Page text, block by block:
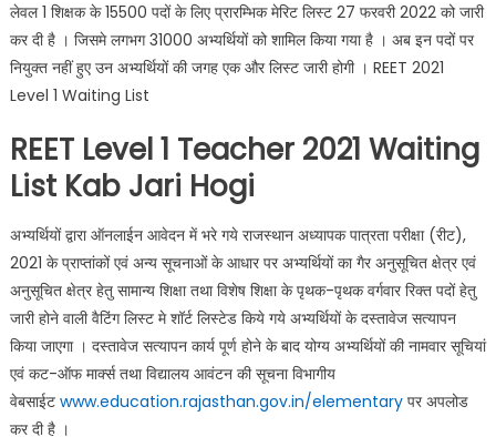
लेवल 1 शिक्षक के 15500 पदों के लिए प्रारम्भिक मेरिट लिस्ट 27 फरवरी 2022 को जारी
कर दी है । जिसमे लगभग 31000 अभ्यर्थियों को शामिल किया गया है । अब इन पदों पर
नियुक्त नहीं हुए उन अभ्यर्थियों की जगह एक और लिस्ट जारी होगी । REET 2021
Level 1 Waiting List
REET Level 1 Teacher 2021 Waiting
List Kab Jari Hogi
अभ्यर्थियों द्वारा ऑनलाईन आवेदन में भरे गये राजस्थान अध्यापक पात्रता परीक्षा (रीट),
2021 के प्राप्तांकों एवं अन्य सूचनाओं के आधार पर अभ्यर्थियों का गैर अनुसूचित क्षेत्र एवं
अनुसूचित क्षेत्र हेतु सामान्य शिक्षा तथा विशेष शिक्षा के पृथक-पृथक वर्गवार रिक्त पदों हेतु
जारी होने वाली वैटिंग लिस्ट मे शॉर्ट लिस्टेड किये गये अभ्यर्थियों के दस्तावेज सत्यापन
किया जाएगा । दस्तावेज सत्यापन कार्य पूर्ण होने के बाद योग्य अभ्यर्थियों की नामवार सूचियां
एवं कट-ऑफ मार्क्स तथा विद्यालय आवंटन की सूचना विभागीय
वेबसाईट www.education.rajasthan.gov.in/elementaryपर अपलोड
कर दी है ।